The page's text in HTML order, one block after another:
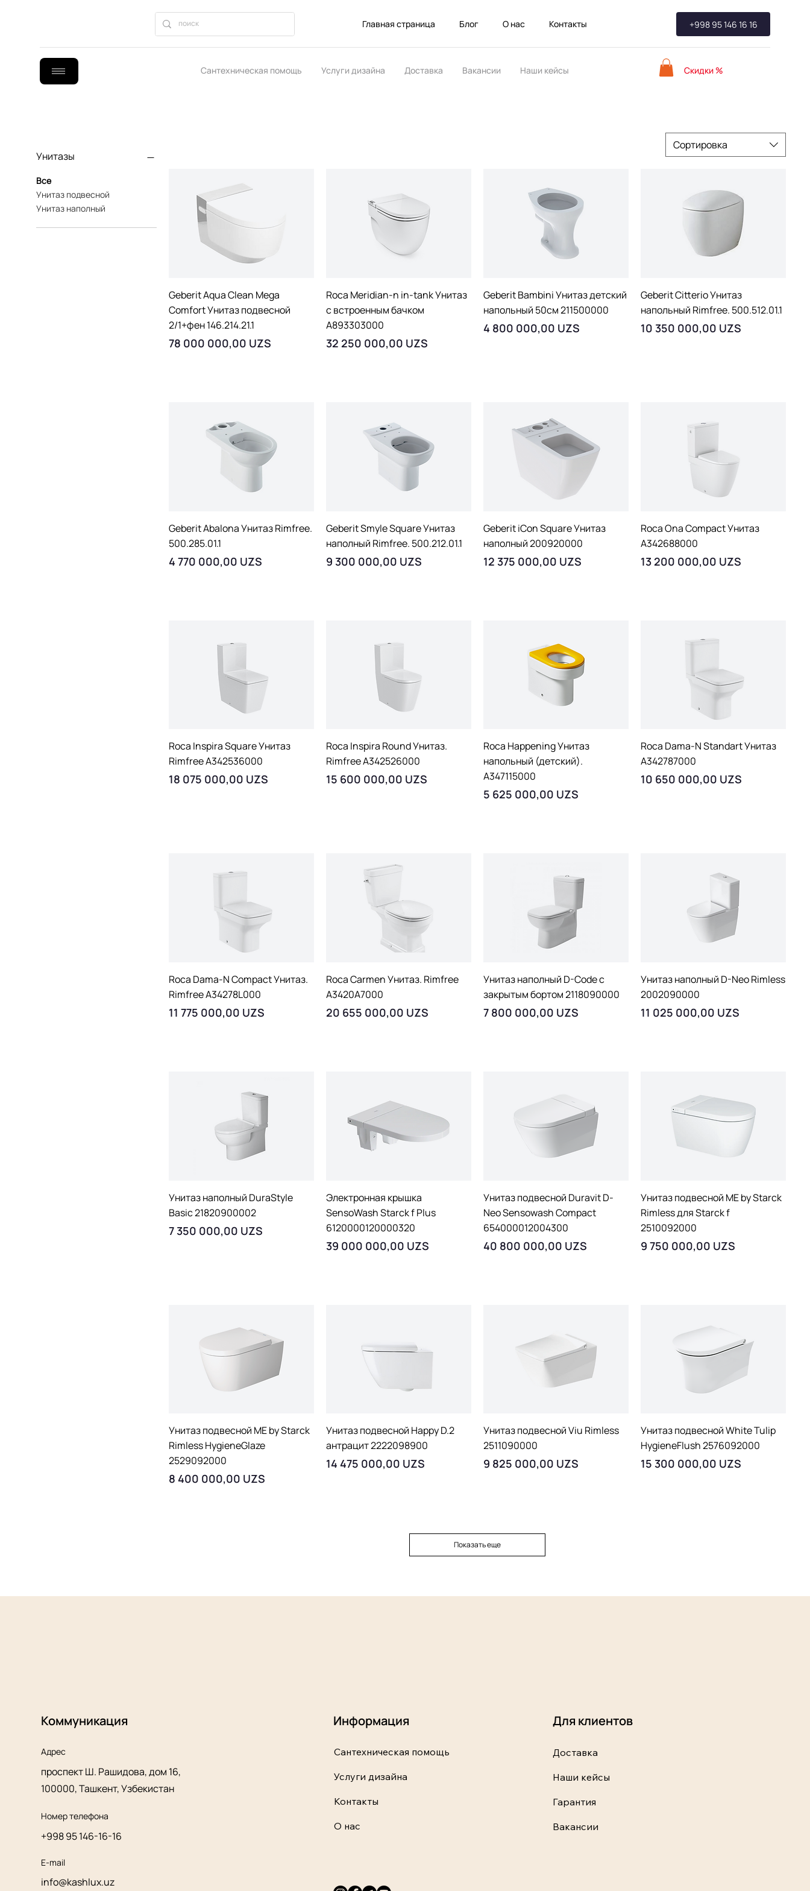
Главная страница Блог О нас Контакты +998 95 146 16 16
Сантехническая помощь Услуги дизайна Доставка Вакансии Наши кейсы Скидки %
Унитазы
Все
Унитаз подвесной
Унитаз наполный
Сортировка
Быстрый просмотр
Geberit Aqua Clean Mega
Comfort Унитаз подвесной
2/1+фен 146.214.21.1
Цена
78 000 000,00 UZS
Быстрый просмотр
Roca Meridian-n in-tank Унитаз
с встроенным бачком
A893303000
Цена
32 250 000,00 UZS
Быстрый просмотр
Geberit Bambini Унитаз детский
напольный 50см 211500000
Цена
4 800 000,00 UZS
Быстрый просмотр
Geberit Citterio Унитаз
напольный Rimfree. 500.512.01.1
Цена
10 350 000,00 UZS
Быстрый просмотр
Geberit Abalona Унитаз Rimfree.
500.285.01.1
Цена
4 770 000,00 UZS
Быстрый просмотр
Geberit Smyle Square Унитаз
наполный Rimfree. 500.212.01.1
Цена
9 300 000,00 UZS
Быстрый просмотр
Geberit iCon Square Унитаз
наполный 200920000
Цена
12 375 000,00 UZS
Быстрый просмотр
Roca Ona Compact Унитаз
A342688000
Цена
13 200 000,00 UZS
Быстрый просмотр
Roca Inspira Square Унитаз
Rimfree A342536000
Цена
18 075 000,00 UZS
Быстрый просмотр
Roca Inspira Round Унитаз.
Rimfree A342526000
Цена
15 600 000,00 UZS
Быстрый просмотр
Roca Happening Унитаз
напольный (детский).
A347115000
Цена
5 625 000,00 UZS
Быстрый просмотр
Roca Dama-N Standart Унитаз
A342787000
Цена
10 650 000,00 UZS
Быстрый просмотр
Roca Dama-N Compact Унитаз.
Rimfree A34278L000
Цена
11 775 000,00 UZS
Быстрый просмотр
Roca Carmen Унитаз. Rimfree
A3420A7000
Цена
20 655 000,00 UZS
Быстрый просмотр
Унитаз наполный D-Code с
закрытым бортом 2118090000
Цена
7 800 000,00 UZS
Быстрый просмотр
Унитаз наполный D-Neo Rimless
2002090000
Цена
11 025 000,00 UZS
Быстрый просмотр
Унитаз наполный DuraStyle
Basic 21820900002
Цена
7 350 000,00 UZS
Быстрый просмотр
Электронная крышка
SensoWash Starck f Plus
6120000120000320
Цена
39 000 000,00 UZS
Быстрый просмотр
Унитаз подвесной Duravit D-
Neo Sensowash Compact
654000012004300
Цена
40 800 000,00 UZS
Быстрый просмотр
Унитаз подвесной ME by Starck
Rimless для Starck f
2510092000
Цена
9 750 000,00 UZS
Быстрый просмотр
Унитаз подвесной ME by Starck
Rimless HygieneGlaze
2529092000
Цена
8 400 000,00 UZS
Быстрый просмотр
Унитаз подвесной Happy D.2
антрацит 2222098900
Цена
14 475 000,00 UZS
Быстрый просмотр
Унитаз подвесной Viu Rimless
2511090000
Цена
9 825 000,00 UZS
Быстрый просмотр
Унитаз подвесной White Tulip
HygieneFlush 2576092000
Цена
15 300 000,00 UZS
Показать еще
Коммуникация
Адрес
проспект Ш. Рашидова, дом 16,
100000, Ташкент, Узбекистан
Номер телефона
+998 95 146-16-16
E-mail
info@kashlux.uz
Информация
Сантехническая помощь
Услуги дизайна
Контакты
О нас
Для клиентов
Доставка
Наши кейсы
Гарантия
Вакансии